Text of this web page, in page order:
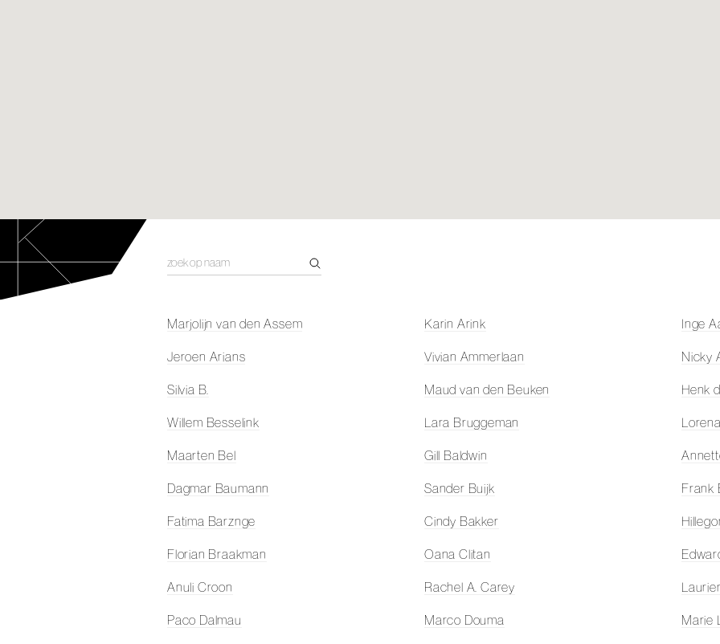
Marjolijn van den Assem Karin Arink Inge
Jeroen Arians Vivian Ammerlaan Nicky
Silvia B. Maud van den Beuken Henk
Willem Besselink Lara Bruggeman
Maarten Bel Gill Baldwin
Dagmar Baumann Sander Buijk Frank
Fatima Barznge Cindy Bakker
Florian Braakman Oana Clitan
Anuli Croon Rachel A. Carey
Paco Dalmau Marco Douma Marie